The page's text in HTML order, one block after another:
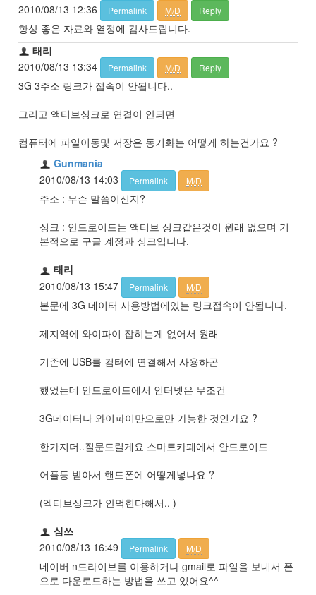
2010/08/13 12:36
Permalink M/D Reply
항상 좋은 자료와 열정에 감사드립니다.
태리
2010/08/13 13:34
Permalink M/D Reply
3G 3주소 링크가 접속이 안됩니다..
그리고 액티브싱크로 연결이 안되면
컴퓨터에 파일이동및 저장은 동기화는 어떻게 하는건가요 ?
Gunmania
2010/08/13 14:03
Permalink M/D
주소 : 무슨 말씀이신지?
싱크 : 안드로이드는 액티브 싱크같은것이 원래 없으며 기
본적으로 구글 계정과 싱크입니다.
태리
2010/08/13 15:47
Permalink M/D
본문에 3G 데이터 사용방법에있는 링크접속이 안됩니다.
제지역에 와이파이 잡히는게 없어서 원래
기존에 USB를 컴터에 연결해서 사용하곤
했었는데 안드로이드에서 인터넷은 무조건
3G데이터나 와이파이만으로만 가능한 것인가요 ?
한가지더..질문드릴게요 스마트카페에서 안드로이드
어플등 받아서 핸드폰에 어떻게넣나요 ?
(엑티브싱크가 안먹힌다해서.. )
심쓰
2010/08/13 16:49
Permalink M/D
네이버 n드라이브를 이용하거나 gmail로 파일을 보내서 폰
으로 다운로드하는 방법을 쓰고 있어요^^